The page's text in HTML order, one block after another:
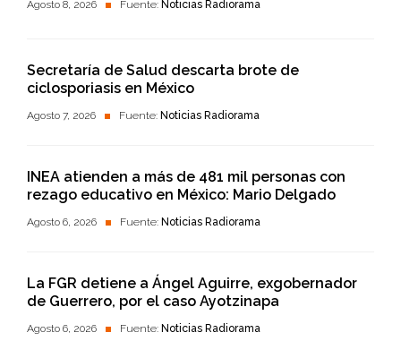
Agosto 8, 2026 Fuente: Noticias Radiorama
Secretaría de Salud descarta brote de
ciclosporiasis en México
Agosto 7, 2026 Fuente: Noticias Radiorama
INEA atienden a más de 481 mil personas con
rezago educativo en México: Mario Delgado
Agosto 6, 2026 Fuente: Noticias Radiorama
La FGR detiene a Ángel Aguirre, exgobernador
de Guerrero, por el caso Ayotzinapa
Agosto 6, 2026 Fuente: Noticias Radiorama